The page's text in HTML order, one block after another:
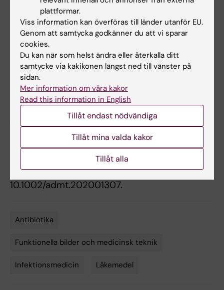
fakultetsnämnden vid Karolinska Institutet,
Vetenskapsrådet, Torsten Söderbergs
Stiftelse och Stiftelsen för Strategisk
Forskning. Inga intressekonflikter uppges.
Publikation
“Vancomycin‐Loaded Microneedle Arrays
against Methicillin‐ResistantStaphylococcus
Skin Infections”
. Jill Ziesmer,
Poojabahen Tajpara, Nele‐Johanna Hempel,
Marcus Ehrström, Keira Melican, Liv Eidsmo,
Georgios A. Sotiriou.Advanced Materials
Technologies,online 5 maj 2021, doi:
10.1002/admt.202001307.
Antibiotika
Funktionella bilder och medicinsk teknik
Infektionsmedicin Läkemedel
plattformar.
Viss information kan överföras till länder utanför EU.
Genom att samtycka godkänner du att vi sparar
cookies.
Du kan när som helst ändra eller återkalla ditt
samtycke via kakikonen längst ned till vänster på
sidan.
Mer information om våra kakor
Read this information in English
Tillåt endast nödvändiga
Tillåt mina valda kakor
Tillåt alla